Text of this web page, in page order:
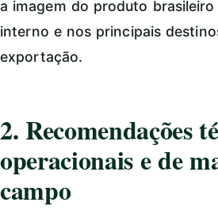
a imagem do produto
interno e nos principais
exportação.
2. Recomendações
operacionais e de
campo